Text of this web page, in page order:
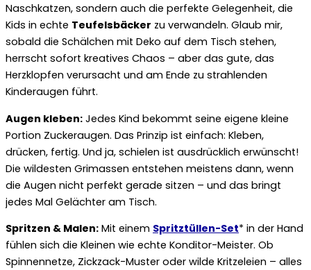
Naschkatzen, sondern auch die perfekte Gelegenheit, die
Kids in echte Teufelsbäcker zu verwandeln. Glaub mir,
sobald die Schälchen mit Deko auf dem Tisch stehen,
herrscht sofort kreatives Chaos – aber das gute, das
Herzklopfen verursacht und am Ende zu strahlenden
Kinderaugen führt.
Augen kleben: Jedes Kind bekommt seine eigene kleine
Portion Zuckeraugen. Das Prinzip ist einfach: Kleben,
drücken, fertig. Und ja, schielen ist ausdrücklich erwünscht!
Die wildesten Grimassen entstehen meistens dann, wenn
die Augen nicht perfekt gerade sitzen – und das bringt
jedes Mal Gelächter am Tisch.
Spritzen & Malen: Mit einem Spritztüllen-Set* in der Hand
fühlen sich die Kleinen wie echte Konditor-Meister. Ob
Spinnennetze, Zickzack-Muster oder wilde Kritzeleien – alles